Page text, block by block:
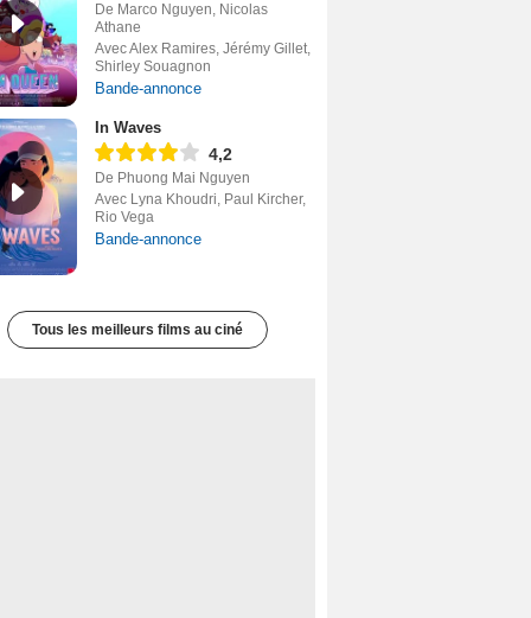
De Marco Nguyen, Nicolas
Athane
Avec Alex Ramires, Jérémy Gillet,
Shirley Souagnon
Bande-annonce
In Waves
4,2
De Phuong Mai Nguyen
Avec Lyna Khoudri, Paul Kircher,
Rio Vega
Bande-annonce
Tous les meilleurs films au ciné